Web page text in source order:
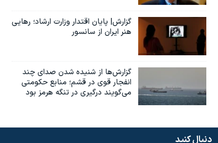
گزارش| پایان اقتدار وزارت ارشاد؛ رهایی
هنر ایران از سانسور
گزارش‌ها از شنیده شدن صدای چند
انفجار قوی در قشم؛ منابع حکومتی
می‌گویند درگیری در تنگه هرمز بود
دنبال کنید